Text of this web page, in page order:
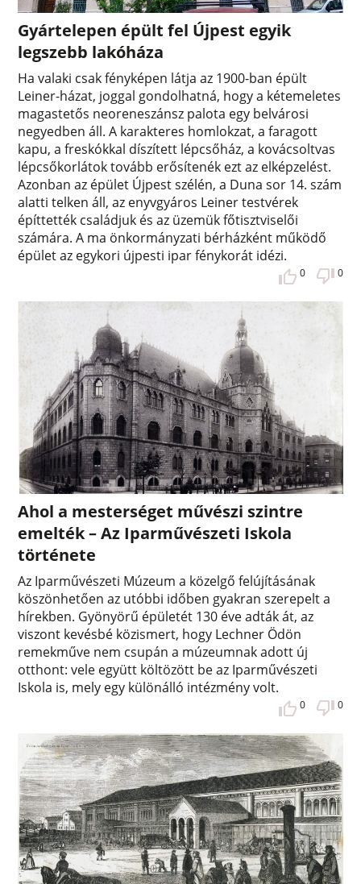
Gyártelepen épült fel Újpest egyik
legszebb lakóháza
Ha valaki csak fényképen látja az 1900-ban épült
Leiner-házat, joggal gondolhatná, hogy a kétemeletes
magastetős neoreneszánsz palota egy belvárosi
negyedben áll. A karakteres homlokzat, a faragott
kapu, a freskókkal díszített lépcsőház, a kovácsoltvas
lépcsőkorlátok tovább erősítenék ezt az elképzelést.
Azonban az épület Újpest szélén, a Duna sor 14. szám
alatti telken áll, az enyvgyáros Leiner testvérek
építtették családjuk és az üzemük főtisztviselői
számára. A ma önkormányzati bérházként működő
épület az egykori újpesti ipar fénykorát idézi.
0 0
Ahol a mesterséget művészi szintre
emelték – Az Iparművészeti Iskola
története
Az Iparművészeti Múzeum a közelgő felújításának
köszönhetően az utóbbi időben gyakran szerepelt a
hírekben. Gyönyörű épületét 130 éve adták át, az
viszont kevésbé közismert, hogy Lechner Ödön
remekműve nem csupán a múzeumnak adott új
otthont: vele együtt költözött be az Iparművészeti
Iskola is, mely egy különálló intézmény volt.
0 0